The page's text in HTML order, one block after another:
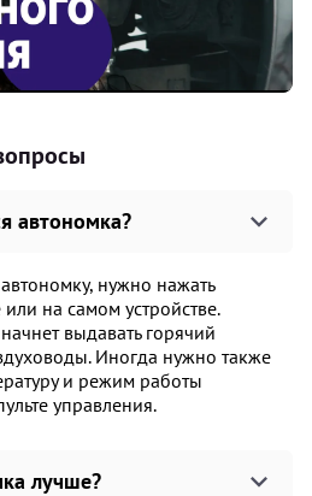
автономка?
нужно нажать
или на самом устройстве.
выдавать горячий
Иногда нужно также
и режим работы
управления.
лучше?